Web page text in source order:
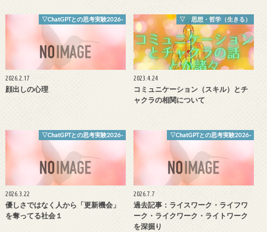
▽ChatGPTとの思考実験2026-
2026.2.17
顔出しの心理
▽ 思想・哲学（生きる）
2023.4.24
コミュニケーション（スキル）とチ
ャクラの相関について
▽ChatGPTとの思考実験2026-
2026.3.22
優しさではなく人から「更新機会」
を奪ってる社会１
▽ChatGPTとの思考実験2026-
2026.7.7
過去記事：ライスワーク・ライフワ
ーク・ライクワーク・ライトワーク
を深掘り